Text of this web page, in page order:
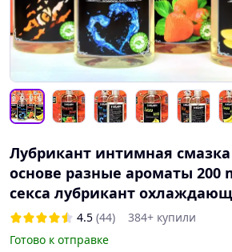
Лубрикант интимная
основе разные ароматы 200
секса лубрикант
4.5 (44)
384+ купили
Готово к отправке